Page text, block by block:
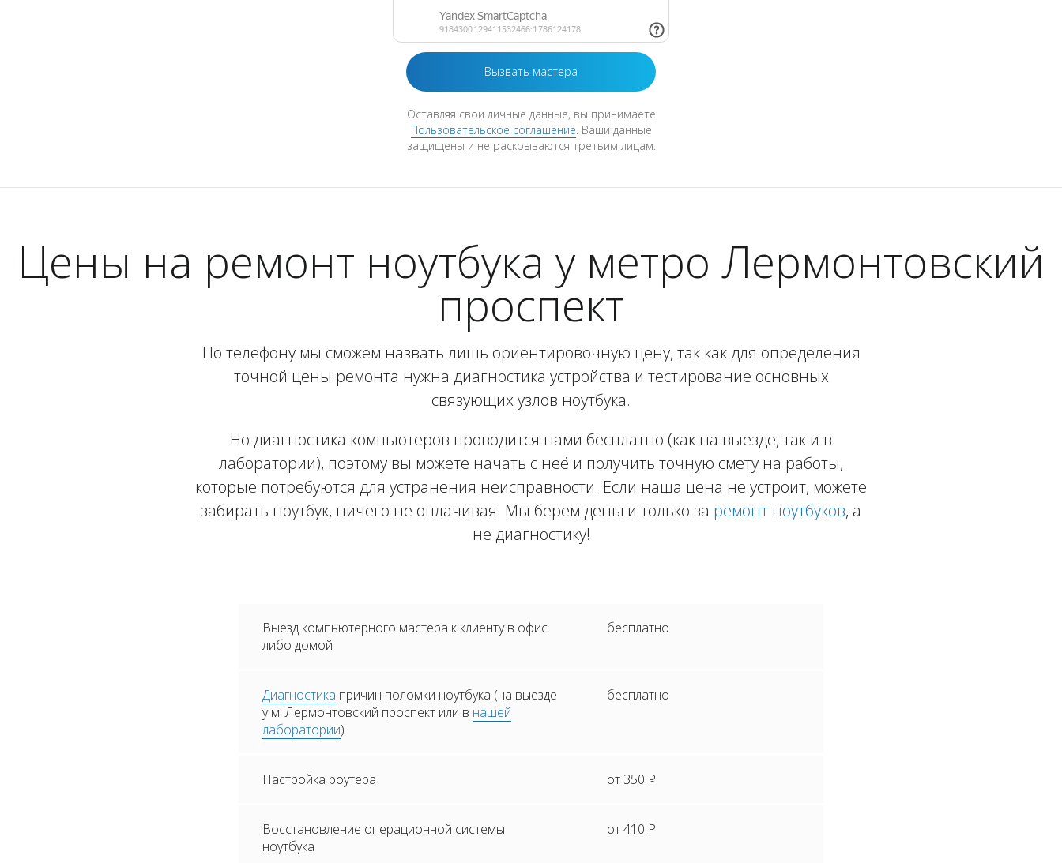
Оставляя свои личные данные, вы принимаете
Пользовательское соглашение. Ваши данные
защищены и не раскрываются третьим лицам.
Цены на ремонт ноутбука у метро Лермонтовский
проспект
По телефону мы сможем назвать лишь ориентировочную цену, так как для определения
точной цены ремонта нужна диагностика устройства и тестирование основных
связующих узлов ноутбука.
Но диагностика компьютеров проводится нами бесплатно (как на выезде, так и в
лаборатории), поэтому вы можете начать с неё и получить точную смету на работы,
которые потребуются для устранения неисправности. Если наша цена не устроит, можете
забирать ноутбук, ничего не оплачивая. Мы берем деньги только за ремонт ноутбуков, а
не диагностику!
Выезд компьютерного мастера к клиенту в офис
либо домой
бесплатно
Диагностика причин поломки ноутбука (на выезде
у м. Лермонтовский проспект или в нашей
лаборатории)
бесплатно
Настройка роутера от 350 Р
Восстановление операционной системы
ноутбука
от 410 Р